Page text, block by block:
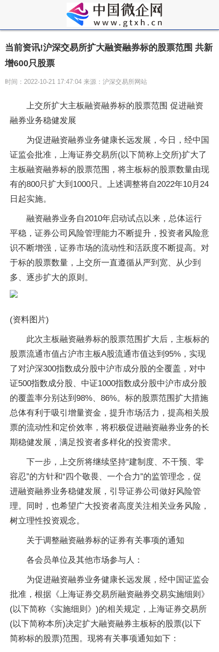
当前资讯!沪深交易所扩大融资融券标的股票范围 共新
增600只股票
时间：2022-10-21 17:47:04 来源：沪深交易所网站
上交所扩大主板融资融券标的股票范围 促进融资
融券业务稳健发展
为促进融资融券业务健康长远发展，今日，经中国
证监会批准，上海证券交易所(以下简称上交所)扩大了
主板融资融券标的股票范围，将主板标的股票数量由现
有的800只扩大到1000只。上述调整将自2022年10月24
日起实施。
融资融券业务自2010年启动试点以来，总体运行
平稳，证券公司风险管理能力不断提升，投资者风险意
识不断增强，证券市场的流动性和活跃度不断提高。对
于标的股票数量，上交所一直遵循从严到宽、从少到
多、逐步扩大的原则。
(资料图片)
此次主板融资融券标的股票范围扩大后，主板标的
股票流通市值占沪市主板A股流通市值达到95%，实现
了对沪深300指数成分股中沪市成分股的全覆盖，对中
证500指数成分股、中证1000指数成分股中沪市成分股
的覆盖率分别达到98%、86%。标的股票范围扩大措施
总体有利于吸引增量资金，提升市场活力，提高相关股
票的流动性和定价效率，将积极促进融资融券业务的长
期稳健发展，满足投资者多样化的投资需求。
下一步，上交所将继续坚持“建制度、不干预、零
容忍”的方针和“四个敬畏、一个合力”的监管理念，促
进融资融券业务稳健发展，引导证券公司做好风险管
理。同时，也希望广大投资者高度关注相关业务风险，
树立理性投资观念。
关于调整融资融券标的证券有关事项的通知
各会员单位及其他市场参与人：
为促进融资融券业务健康长远发展，经中国证监会
批准，根据《上海证券交易所融资融券交易实施细则》
(以下简称《实施细则》)的相关规定，上海证券交易所
(以下简称本所)决定扩大融资融券主板标的股票(以下
简称标的股票)范围。现将有关事项通知如下：